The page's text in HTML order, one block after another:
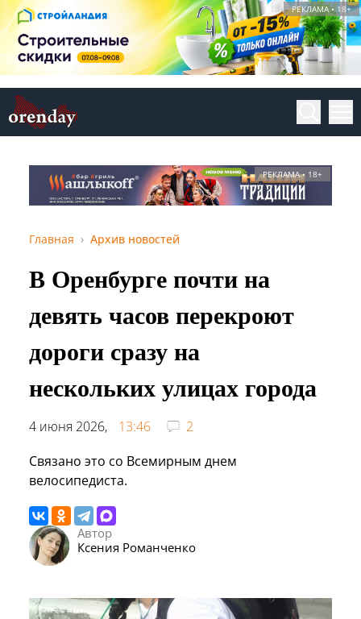
РЕКЛАМА • 18+
РЕКЛАМА • 18+
Главная Архив новостей
В Оренбурге почти на
девять часов перекроют
дороги сразу на
нескольких улицах города
4 июня 2026, 13:46
2
Связано это со Всемирным днем
велосипедиста.
Автор
Ксения Романченко